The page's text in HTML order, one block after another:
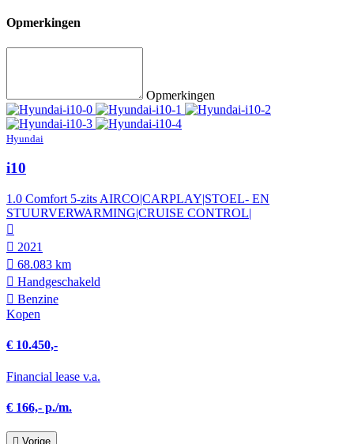
Opmerkingen
Opmerkingen
Hyundai
i10
1.0 Comfort 5-zits AIRCO|CARPLAY|STOEL- EN
STUURVERWARMING|CRUISE CONTROL|
2021
68.083 km
Hand­geschakeld
Benzine
Kopen
€ 10.450,-
Financial lease v.a.
€ 166,- p./m.
Vorige